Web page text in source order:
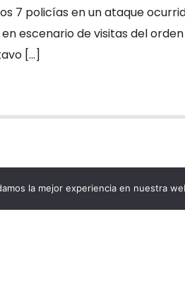
7 policías en un ataque
escenario de visitas del
[…]
la mejor experiencia en nuestra